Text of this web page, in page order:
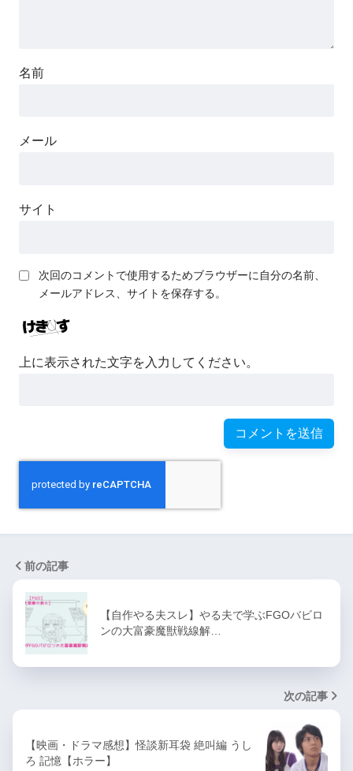
名前
メール
サイト
次回のコメントで使用するためブラウザーに自分の名前、
メールアドレス、サイトを保存する。
上に表示された文字を入力してください。
前の記事
【自作やる夫スレ】やる夫で学ぶFGOバビロ
ンの大富豪魔獣戦線解…
次の記事
【映画・ドラマ感想】怪談新耳袋 絶叫編 うし
ろ 記憶【ホラー】